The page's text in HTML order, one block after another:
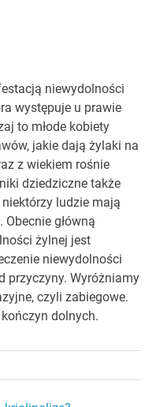
niewydolności
występuje u prawie
to młode kobiety
jakie dają żylaki na
z wiekiem rośnie
dziedziczne także
ludzie mają
Obecnie główną
żylnej jest
niewydolności
przyczyny. Wyróżniamy
czyli zabiegowe.
dolnych.